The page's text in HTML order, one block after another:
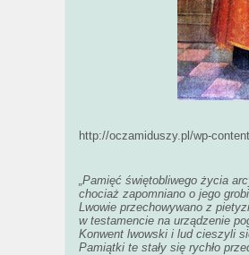
http://oczamiduszy.pl/wp-
„Pamięć świętobliwego życia
chociaż zapomniano o jego
Lwowie przechowywano z
w testamencie na urządzenie
Konwent lwowski i lud cieszyli
Pamiątki te stały się rychło